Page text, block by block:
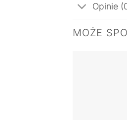
Opinie
MOŻE